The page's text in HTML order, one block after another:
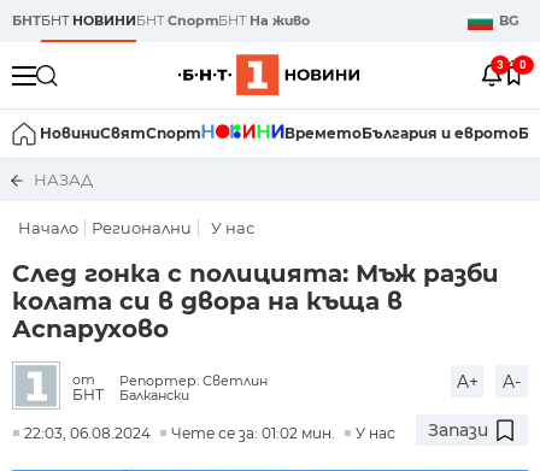
БНТБНТ НОВИНИБНТСпортБНТ На живо BG
3 0
НовиниСвятСпорт ВреметоБългария и еврото
НАЗАД
Начало Регионални У нас
След гонка с полицията: Мъж разби
колата си в двора на къща в
Аспарухово
от
БНТ
Репортер: Светлин
Балкански
A+ A-
22:03, 06.08.2024 Чете се за: 01:02 мин. У нас Запази